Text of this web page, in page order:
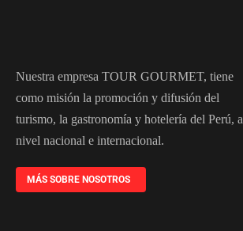
Nuestra empresa TOUR GOURMET, tiene
como misión la promoción y difusión del
turismo, la gastronomía y hotelería del Perú, a
nivel nacional e internacional.
MÁS SOBRE NOSOTROS